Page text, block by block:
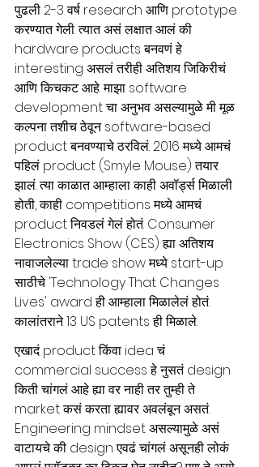
पुढली 2-3 वर्ष research आणि prototype
करण्यात गेली. त्यात असं लक्षात आलं की
hardware products बनवणं हे
interesting असलं तरीही अतिशय जिकिरीचं
आणि किचकट आहे. माझा software
development चा अनुभव असल्यामुळे मी मूळ
कल्पना तशीच ठेवून software-based
product बनवण्याचे ठरविलं. 2016 मध्ये आमचं
पहिलं product (Smyle Mouse) तयार
झालं. त्या काळात आम्हाला काही अवॉर्ड्स मिळाली
होती, काही competitions मध्ये आमचं
product निवडलं गेलं होतं. Consumer
Electronics Show (CES) ह्या अतिशय
नावाजलेल्या trade show मध्ये start-up
साठीचे 'Technology That Changes
Lives' award ही आम्हाला मिळालेलं होतं.
कालांतराने 13 US patents ही मिळाले.
एखादं product किंवा idea चं
commercial success हे नुसतं design
किती चांगलं आहे ह्या वर नाही तर तुम्ही ते
market कसं करता ह्यावर अवलंबून असतं.
Engineering mindset असल्यामुळे असं
वाटायचे की design एवढं चांगलं असूनही लोकं